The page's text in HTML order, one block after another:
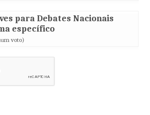
para Debates Nacionais
específico
voto)